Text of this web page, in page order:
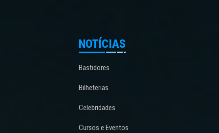
NOTÍCIAS
Bastidores
Bilheterias
Celebridades
Cursos e Eventos